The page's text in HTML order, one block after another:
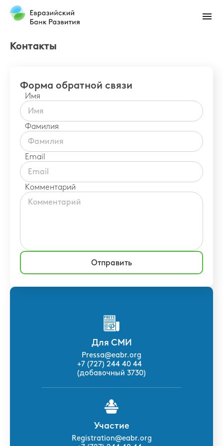
Контакты
Форма обратной связи
Имя
Фамилия
Email
Комментарий
Отправить
Для СМИ
Pressa@eabr.org
+7 (727) 244 40 44
(добавочный 3730)
Участие
Registration@eabr.org